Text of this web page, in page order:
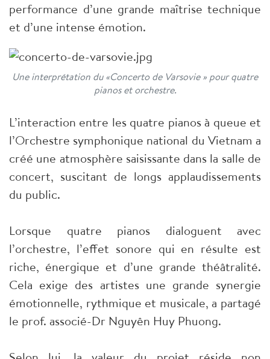
performance d’une grande maîtrise technique
et d’une intense émotion.
Une interprétation du «Concerto de Varsovie » pour quatre
pianos et orchestre.
L’interaction entre les quatre pianos à queue et
l’Orchestre symphonique national du Vietnam a
créé une atmosphère saisissante dans la salle de
concert, suscitant de longs applaudissements
du public.
Lorsque quatre pianos dialoguent avec
l’orchestre, l’effet sonore qui en résulte est
riche, énergique et d’une grande théâtralité.
Cela exige des artistes une grande synergie
émotionnelle, rythmique et musicale, a partagé
le prof. associé-Dr Nguyên Huy Phuong.